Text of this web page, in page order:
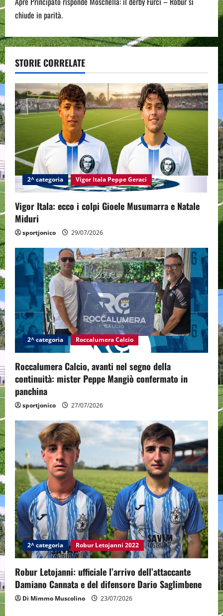
t
n
a
v
i
g
a
t
i
o
n
chiude in parità.
STORIE CORRELATE
2^ categoria Vigor Itala Peppe Geraci
Vigor Itala: ecco i colpi Gioele Musumarra e Natale
Miduri
sportjonico 29/07/2026
2^ categoria Roccalumera Calcio
Roccalumera Calcio, avanti nel segno della
continuità: mister Peppe Mangiò confermato in
panchina
sportjonico 27/07/2026
2^ categoria Robur Letojanni 2022
Robur Letojanni: ufficiale l’arrivo dell’attaccante
Damiano Cannata e del difensore Dario Saglimbene
Di Mimmo Muscolino 23/07/2026